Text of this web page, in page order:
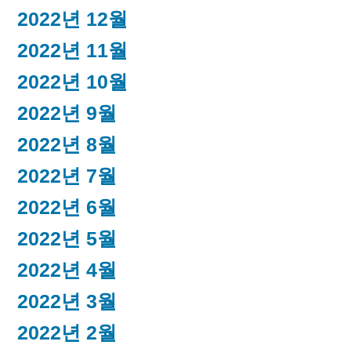
2022년 12월
2022년 11월
2022년 10월
2022년 9월
2022년 8월
2022년 7월
2022년 6월
2022년 5월
2022년 4월
2022년 3월
2022년 2월